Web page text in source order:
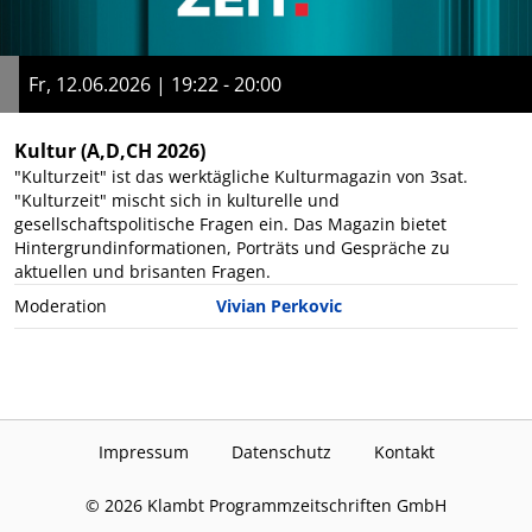
Fr, 12.06.2026 | 19:22 - 20:00
Kultur(A,D,CH 2026)
"Kulturzeit" ist das werktägliche Kulturmagazin von 3sat.
"Kulturzeit" mischt sich in kulturelle und
gesellschaftspolitische Fragen ein. Das Magazin bietet
Hintergrundinformationen, Porträts und Gespräche zu
aktuellen und brisanten Fragen.
Moderation
Vivian Perkovic
Impressum Datenschutz Kontakt
© 2026 Klambt Programmzeitschriften GmbH